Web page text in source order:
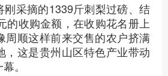
采摘的1339斤刺梨过磅、结
的收购金额，在收购花名册上
周顺这样前来交售的农户挤满
，这是贵州山区特色产业带动
。